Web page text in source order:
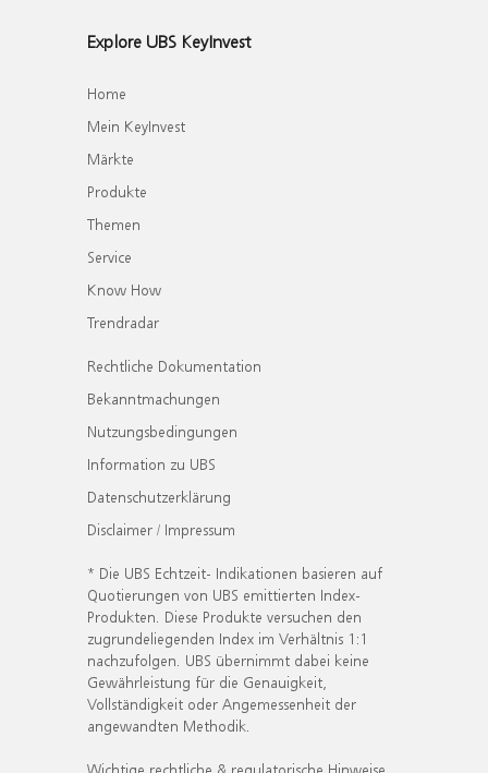
Explore UBS KeyInvest
Home
Mein KeyInvest
Märkte
Produkte
Themen
Service
Know How
Trendradar
Rechtliche Dokumentation
Bekanntmachungen
Nutzungsbedingungen
Information zu UBS
Datenschutzerklärung
Disclaimer / Impressum
* Die UBS Echtzeit- Indikationen basieren auf
Quotierungen von UBS emittierten Index-
Produkten. Diese Produkte versuchen den
zugrundeliegenden Index im Verhältnis 1:1
nachzufolgen. UBS übernimmt dabei keine
Gewährleistung für die Genauigkeit,
Vollständigkeit oder Angemessenheit der
angewandten Methodik.